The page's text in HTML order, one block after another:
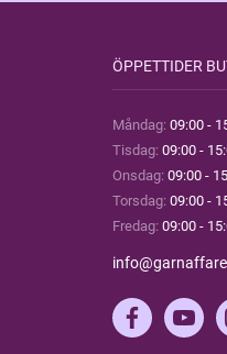
ÖPPETTIDER
Måndag: 09:00 -
Tisdag: 09:00 -
Onsdag: 09:00 -
Torsdag: 09:00 -
Fredag: 09:00 -